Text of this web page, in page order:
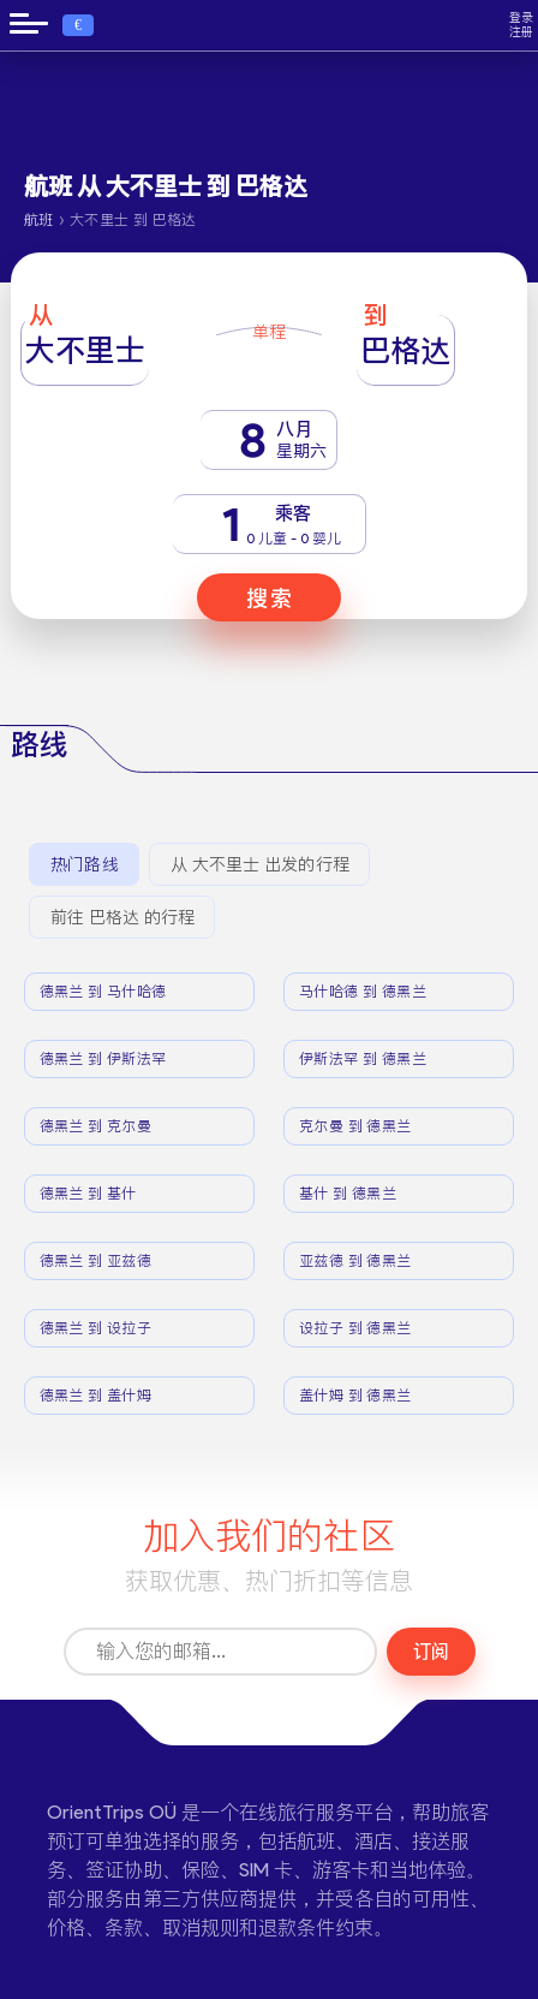
€
登录
注册
航班 从 大不里士 到 巴格达
航班 › 大不里士 到 巴格达
从
大不里士 单程
到
巴格达
8 八月
星期六
1 乘客
0 儿童 - 0 婴儿
搜索
路线
热门路线 从 大不里士 出发的行程
前往 巴格达 的行程
德黑兰 到 马什哈德 马什哈德 到 德黑兰
德黑兰 到 伊斯法罕 伊斯法罕 到 德黑兰
德黑兰 到 克尔曼 克尔曼 到 德黑兰
德黑兰 到 基什 基什 到 德黑兰
德黑兰 到 亚兹德 亚兹德 到 德黑兰
德黑兰 到 设拉子 设拉子 到 德黑兰
德黑兰 到 盖什姆 盖什姆 到 德黑兰
加入我们的社区
获取优惠、热门折扣等信息
订阅
OrientTrips OÜ 是一个在线旅行服务平台，帮助旅客
预订可单独选择的服务，包括航班、酒店、接送服
务、签证协助、保险、SIM 卡、游客卡和当地体验。
部分服务由第三方供应商提供，并受各自的可用性、
价格、条款、取消规则和退款条件约束。